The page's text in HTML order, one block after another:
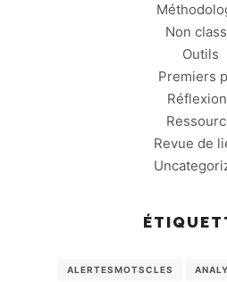
Non
Outils
Premiers
Revue de
ALERTESMOTSCLES